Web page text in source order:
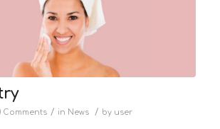
Comments / in News / by user